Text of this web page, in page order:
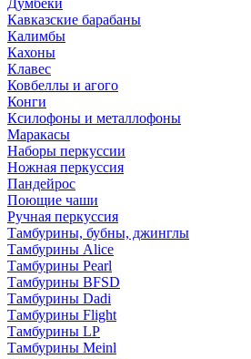
Думбеки
Кавказские барабаны
Калимбы
Кахоны
Клавес
Ковбеллы и агого
Конги
Ксилофоны и металлофоны
Маракасы
Наборы перкуссии
Ножная перкуссия
Пандейрос
Поющие чаши
Ручная перкуссия
Тамбурины, бубны, джинглы
Тамбурины Alice
Тамбурины Pearl
Тамбурины BFSD
Тамбурины Dadi
Тамбурины Flight
Тамбурины LP
Тамбурины Meinl